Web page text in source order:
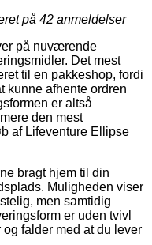
på 42 anmeldelser
på nuværende
Det mest
til en pakkeshop, fordi
kunne afhente ordren
er altså
den mest
af Lifeventure Ellipse
bragt hjem til din
Muligheden viser
men samtidig
er uden tvivl
falder med at du lever